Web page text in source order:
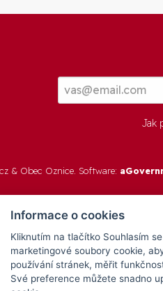
Jak
& Obec Oznice. Software:
web byl spolufinancován v
Informace o cookies
Kliknutím na tlačítko Souhlasím
marketingové soubory cookie,
používání stránek, měřit
Své preference můžete snadno